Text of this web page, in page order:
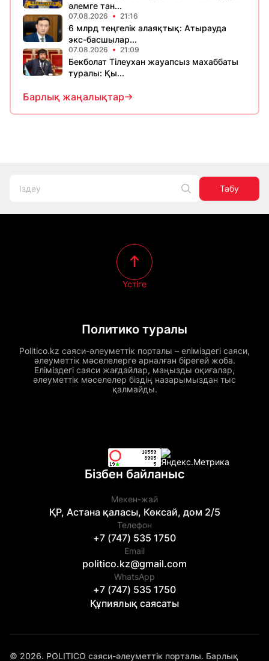
әлемге тан...
07.08.2026 21:16
6 млрд теңгелік алаяқтық: Атырауда
экс-басшылар...
07.08.2026 21:09
Бекболат Тілеухан жауапсыз махаббаты
туралы: Қы...
Барлық жаңалықтар
Табу
Политико туралы
Politico.kz саяси-әлеуметтік порталы – еліміздегі саяси,
әлеуметтік мәселелерге арналған бірегей жоба.
Еліміздегі саяси жағдайлар, маңызды оқиғалар,
әлеуметтік мәселелер біздің назарымыздан тыс
қалмайды.
Үстіге
Бізбен байланыс
Мекен-жай
ҚР, Астана қаласы, Көксай, дом 2/5
Телефон
+7 (747) 535 1750
Email
politico.kz@gmail.com
WhatsApp
+7 (747) 535 1750
Құпиялық саясаты
© 2026. POLITICO саяси-әлеуметтік порталы. Барлық